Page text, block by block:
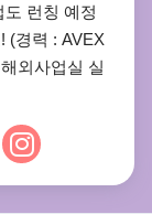
런칭 예정
(경력 : AVEX
외사업실 실